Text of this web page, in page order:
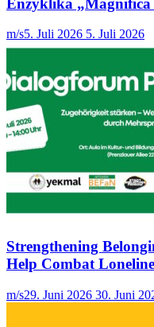
m/s5. Juli 2026 5. Juli 2026
Strengthening
Help Combat
m/s29. Juni 2026 30. Juni